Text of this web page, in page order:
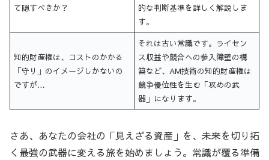
て隠すべきか？
的な判断基準を詳しく解説しま
す。
知的財産権は、コストのかかる
「守り」のイメージしかないの
ですが…
それは古い常識です。ライセン
ス収益や競合への参入障壁の構
築など、AM技術の知的財産権は
競争優位性を生む「攻めの武
器」になります。
さあ、あなたの会社の「見えざる資産」を、未来を切り拓
く最強の武器に変える旅を始めましょう。常識が覆る準備